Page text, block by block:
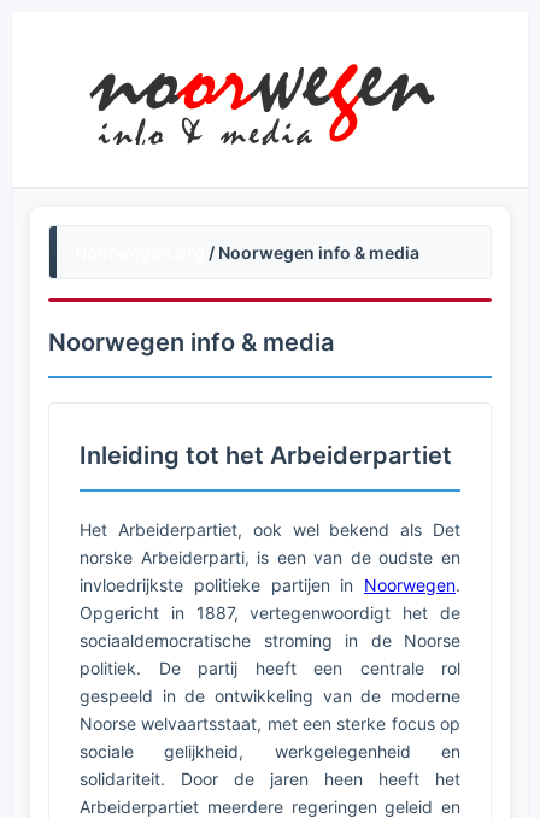
/ Noorwegen info & media
Noorwegen info & media
Inleiding tot het Arbeiderpartiet
Het Arbeiderpartiet, ook wel bekend als Det
norske Arbeiderparti, is een van de oudste en
invloedrijkste politieke partijen in Noorwegen.
Opgericht in 1887, vertegenwoordigt het de
sociaaldemocratische stroming in de Noorse
politiek. De partij heeft een centrale rol
gespeeld in de ontwikkeling van de moderne
Noorse welvaartsstaat, met een sterke focus op
sociale gelijkheid, werkgelegenheid en
solidariteit. Door de jaren heen heeft het
Arbeiderpartiet meerdere regeringen geleid en